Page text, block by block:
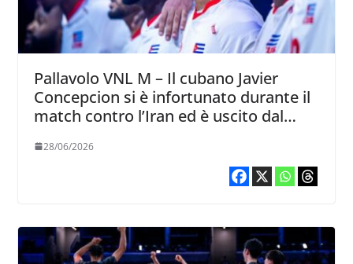
Pallavolo VNL M – Il cubano Javier
Concepcion si è infortunato durante il
match contro l’Iran ed è uscito dal
28/06/2026